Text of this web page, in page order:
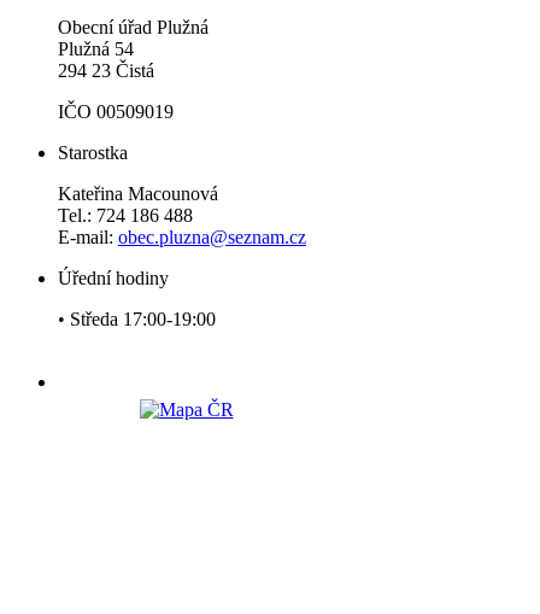
Obecní úřad Plužná
Plužná 54
294 23 Čistá
IČO 00509019
Starostka
Kateřina Macounová
Tel.: 724 186 488
E-mail: obec.pluzna@seznam.cz
Úřední hodiny
• Středa 17:00-19:00